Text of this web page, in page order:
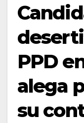
PPD
alega
su